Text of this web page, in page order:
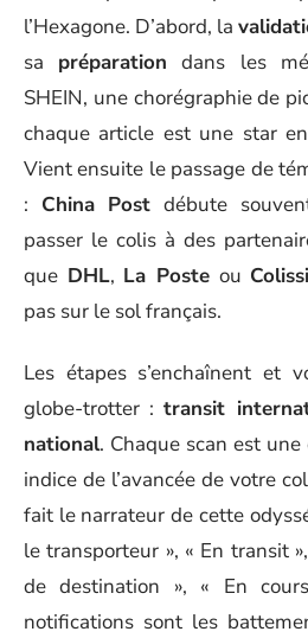
l’Hexagone. D’abord, la
sa préparation dans les
SHEIN, une chorégraphie de
chaque article est une star
Vient ensuite le passage de
: China Post débute
passer le colis à des
que DHL, La Posteou
pas sur le sol français.
Les étapes s’enchaînent et
globe-trotter :transit
national. Chaque scan est
indice de l’avancée de votre
fait le narrateur de cette
le transporteur », « En transit
de destination », « En
notifications sont les